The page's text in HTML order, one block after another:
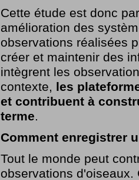
Cette étude est donc
amélioration des
observations réalisées
créer et maintenir des
intègrent les
contexte, les
et contribuent à
terme.
Comment enregistrer
Tout le monde peut
observations